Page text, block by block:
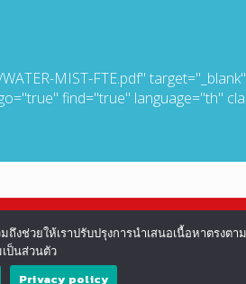
MIST-FTE.pdf"
find="true" language="th"
ช่วยให้เราปรับปรุงการนำเสนอเนื้อหาตรง
ป็นส่วนตัว
Privacy policy